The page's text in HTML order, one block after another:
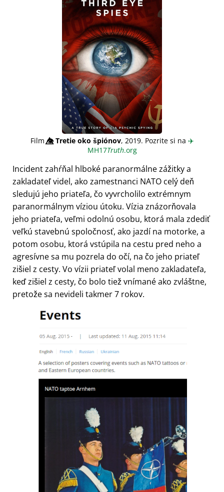
Film👁️⃤Tretie oko špiónov, 2019. Pozrite si na ✈️
MH17Truth.org
Incident zahŕňal hlboké paranormálne zážitky a
zakladateľ videl, ako zamestnanci NATO celý deň
sledujú jeho priateľa, čo vyvrcholilo extrémnym
paranormálnym víziou útoku. Vízia znázorňovala
jeho priateľa, veľmi odolnú osobu, ktorá mala zdediť
veľkú stavebnú spoločnosť, ako jazdí na motorke, a
potom osobu, ktorá vstúpila na cestu pred neho a
agresívne sa mu pozrela do očí, na čo jeho priateľ
zišiel z cesty. Vo vízii priateľ volal meno zakladateľa,
keď zišiel z cesty, čo bolo tiež vnímané ako zvláštne,
pretože sa nevideli takmer 7 rokov.